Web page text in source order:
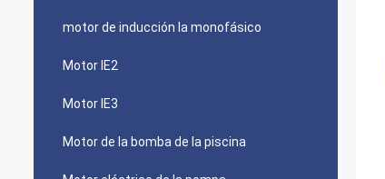
motor de inducción la monofásico
Motor IE2
Motor IE3
Motor de la bomba de la piscina